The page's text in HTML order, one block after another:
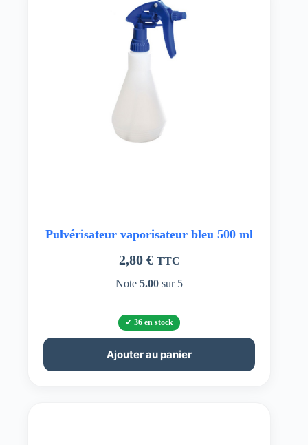
Pulvérisateur vaporisateur bleu 500 ml
2,80 € TTC
Note5.00 sur 5
36 en stock
Ajouter au panier